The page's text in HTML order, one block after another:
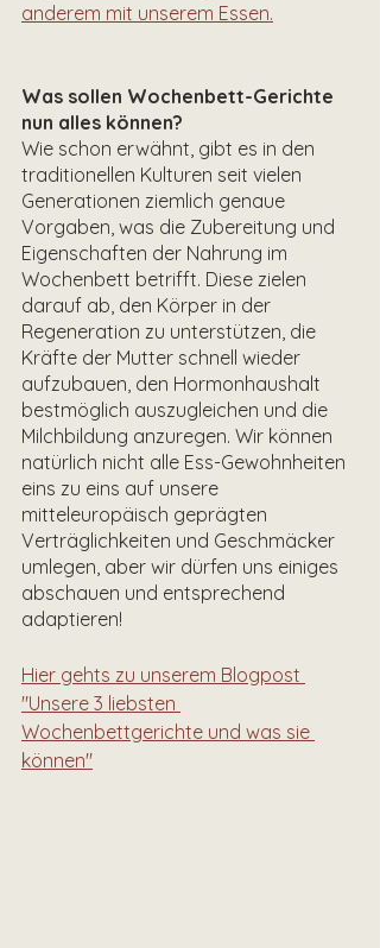
anderem mit unserem Essen.
Was sollen Wochenbett-Gerichte
nun alles können?
Wie schon erwähnt, gibt es in den
traditionellen Kulturen seit vielen
Generationen ziemlich genaue
Vorgaben, was die Zubereitung und
Eigenschaften der Nahrung im
Wochenbett betrifft. Diese zielen
darauf ab, den Körper in der
Regeneration zu unterstützen, die
Kräfte der Mutter schnell wieder
aufzubauen, den Hormonhaushalt
bestmöglich auszugleichen und die
Milchbildung anzuregen. Wir können
natürlich nicht alle Ess-Gewohnheiten
eins zu eins auf unsere
mitteleuropäisch geprägten
Verträglichkeiten und Geschmäcker
umlegen, aber wir dürfen uns einiges
abschauen und entsprechend
adaptieren!
Hier gehts zu unserem Blogpost
"Unsere 3 liebsten
Wochenbettgerichte und was sie
können"